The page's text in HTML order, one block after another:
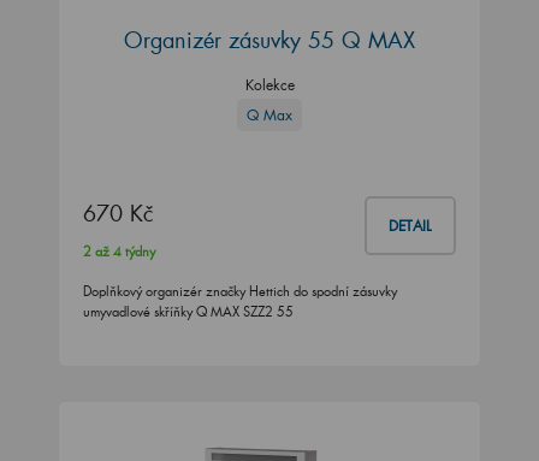
Organizér zásuvky 55 Q MAX
Kolekce
Q Max
670 Kč DETAIL
2 až 4 týdny
Doplňkový organizér značky Hettich do spodní zásuvky
umyvadlové skříňky Q MAX SZZ2 55